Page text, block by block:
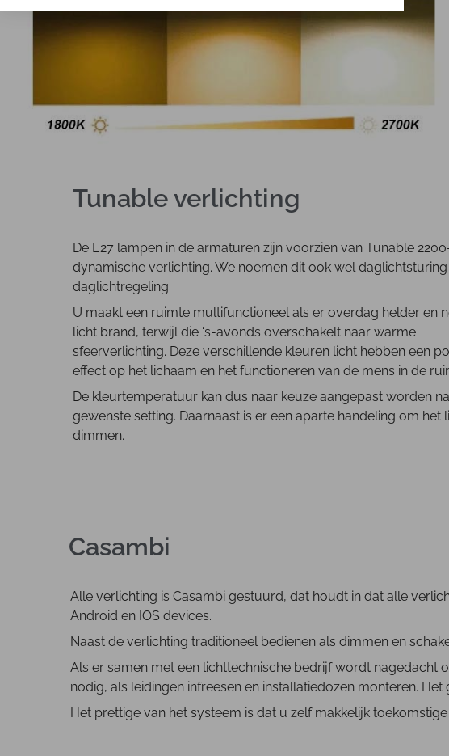
Tunable verlichting
De E27 lampen in de armaturen zijn voorzien van Tunable
dynamische verlichting. We noemen dit ook wel
daglichtregeling.
U maakt een ruimte multifunctioneel als er overdag helder en
licht brand, terwijl die ‘s-avonds overschakelt naar warme
sfeerverlichting. Deze verschillende kleuren licht hebben een
effect op het lichaam en het functioneren van de mens in de
De kleurtemperatuur kan dus naar keuze aangepast worden
gewenste setting. Daarnaast is er een aparte handeling om het
dimmen.
Casambi
Alle verlichting is Casambi gestuurd, dat houdt in dat alle
Android en IOS devices.
Naast de verlichting traditioneel bedienen als dimmen en
Als er samen met een lichttechnische bedrijf wordt nagedacht
nodig, als leidingen infreesen en installatiedozen monteren.
Het prettige van het systeem is dat u zelf makkelijk